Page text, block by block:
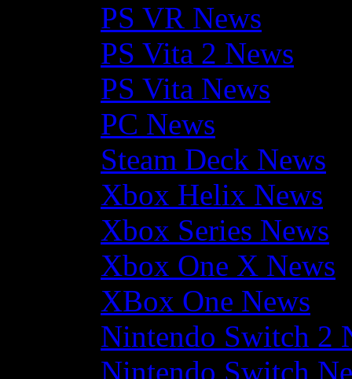
PS VR News
PS Vita 2 News
PS Vita News
PC News
Steam Deck News
Xbox Helix News
Xbox Series News
Xbox One X News
XBox One News
Nintendo Switch 2
Nintendo Switch